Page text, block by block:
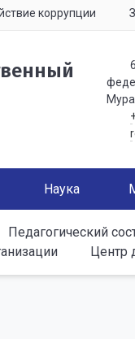
коррупции
Наука
Педагогический
Центр